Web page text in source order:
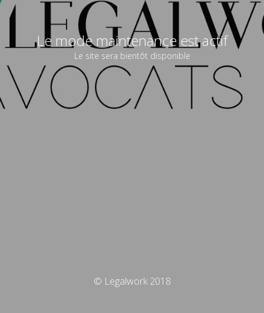
Le mode maintenance est actif
Le site sera bientôt disponible
© Legalwork 2018